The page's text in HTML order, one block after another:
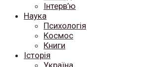
Інтерв’ю
Наука
Психологія
Космос
Книги
Історія
Україна